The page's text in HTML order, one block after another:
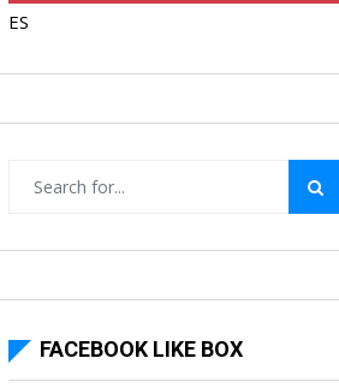
ES
FACEBOOK LIKE BOX